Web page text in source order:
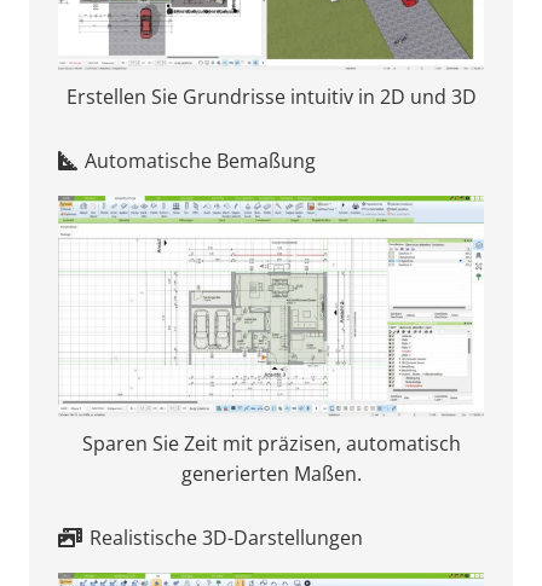
Erstellen Sie Grundrisse intuitiv in 2D und 3D
Automatische Bemaßung
Sparen Sie Zeit mit präzisen, automatisch
generierten Maßen.
Realistische 3D-Darstellungen